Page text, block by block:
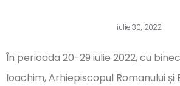
iulie 30, 2022
În perioada 20-29 iulie 2022, cu
Ioachim, Arhiepiscopul Romanului și